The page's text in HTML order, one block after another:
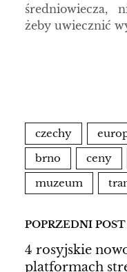
średniowiecza,
żeby uwiecznić
czechy
brno
ceny
muzeum
POPRZEDNI POST
4 rosyjskie
platformach